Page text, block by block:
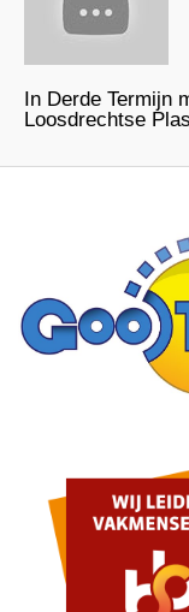
In Derde Termijn
Loosdrechtse